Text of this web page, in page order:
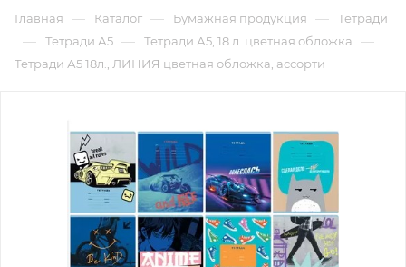
Главная — Каталог — Бумажная продукция — Тетради
— Тетради А5 — Тетради А5, 18 л. цветная обложка —
Тетради А5 18л., ЛИНИЯ цветная обложка, ассорти